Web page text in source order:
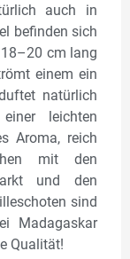
auch in
befinden sich
cm lang
einem ein
natürlich
leichten
Aroma, reich
mit den
und den
sind
Madagaskar
Qualität!